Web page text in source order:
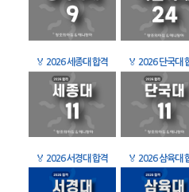
🏅 2026 세종대 합격 🏅 2026 단국대
🏅 2026 서경대 합격 🏅 2026 삼육대